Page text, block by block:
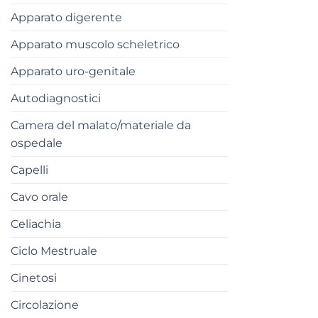
Apparato digerente
Apparato muscolo scheletrico
Apparato uro-genitale
Autodiagnostici
Camera del malato/materiale da
ospedale
Capelli
Cavo orale
Celiachia
Ciclo Mestruale
Cinetosi
Circolazione